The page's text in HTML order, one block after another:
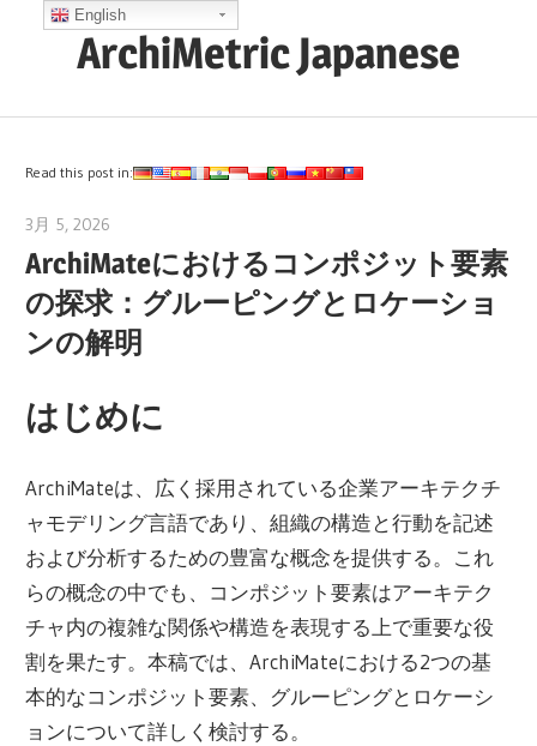
ン
ArchiMetric Japanese
Ops,
Agile
and
More
Read this post in:
3月 5, 2026
ArchiMateにおけるコンポジット要素
の探求：グルーピングとロケーショ
ンの解明
はじめに
ArchiMateは、広く採用されている企業アーキテクチ
ャモデリング言語であり、組織の構造と行動を記述
および分析するための豊富な概念を提供する。これ
らの概念の中でも、コンポジット要素はアーキテク
チャ内の複雑な関係や構造を表現する上で重要な役
割を果たす。本稿では、ArchiMateにおける2つの基
本的なコンポジット要素、グルーピングとロケーシ
ョンについて詳しく検討する。
English